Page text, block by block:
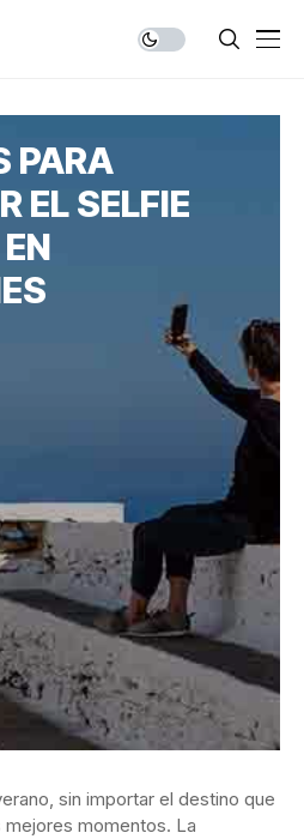
PARA
EL SELFIE
sin importar el destino que
momentos. La